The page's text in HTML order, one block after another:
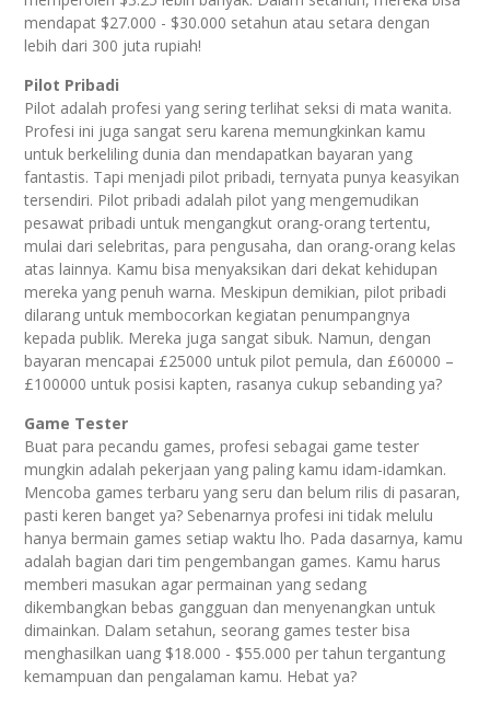
mendapat $27.000 - $30.000 setahun atau setara dengan
lebih dari 300 juta rupiah!
Pilot Pribadi
Pilot adalah profesi yang sering terlihat seksi di mata wanita.
Profesi ini juga sangat seru karena memungkinkan kamu
untuk berkeliling dunia dan mendapatkan bayaran yang
fantastis. Tapi menjadi pilot pribadi, ternyata punya keasyikan
tersendiri. Pilot pribadi adalah pilot yang mengemudikan
pesawat pribadi untuk mengangkut orang-orang tertentu,
mulai dari selebritas, para pengusaha, dan orang-orang kelas
atas lainnya. Kamu bisa menyaksikan dari dekat kehidupan
mereka yang penuh warna. Meskipun demikian, pilot pribadi
dilarang untuk membocorkan kegiatan penumpangnya
kepada publik. Mereka juga sangat sibuk. Namun, dengan
bayaran mencapai £25000 untuk pilot pemula, dan £60000 –
£100000 untuk posisi kapten, rasanya cukup sebanding ya?
Game Tester
Buat para pecandu games, profesi sebagai game tester
mungkin adalah pekerjaan yang paling kamu idam-idamkan.
Mencoba games terbaru yang seru dan belum rilis di pasaran,
pasti keren banget ya? Sebenarnya profesi ini tidak melulu
hanya bermain games setiap waktu lho. Pada dasarnya, kamu
adalah bagian dari tim pengembangan games. Kamu harus
memberi masukan agar permainan yang sedang
dikembangkan bebas gangguan dan menyenangkan untuk
dimainkan. Dalam setahun, seorang games tester bisa
menghasilkan uang $18.000 - $55.000 per tahun tergantung
kemampuan dan pengalaman kamu. Hebat ya?